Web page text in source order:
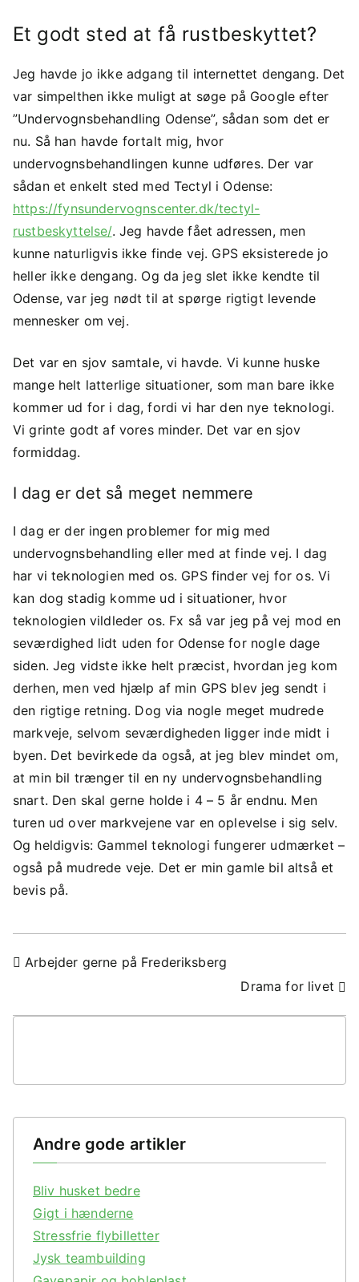
Et godt sted at få rustbeskyttet?
Jeg havde jo ikke adgang til internettet dengang. Det
var simpelthen ikke muligt at søge på Google efter
”Undervognsbehandling Odense”, sådan som det er
nu. Så han havde fortalt mig, hvor
undervognsbehandlingen kunne udføres. Der var
sådan et enkelt sted med Tectyl i Odense:
https://fynsundervognscenter.dk/tectyl-
rustbeskyttelse/. Jeg havde fået adressen, men
kunne naturligvis ikke finde vej. GPS eksisterede jo
heller ikke dengang. Og da jeg slet ikke kendte til
Odense, var jeg nødt til at spørge rigtigt levende
mennesker om vej.
Det var en sjov samtale, vi havde. Vi kunne huske
mange helt latterlige situationer, som man bare ikke
kommer ud for i dag, fordi vi har den nye teknologi.
Vi grinte godt af vores minder. Det var en sjov
formiddag.
I dag er det så meget nemmere
I dag er der ingen problemer for mig med
undervognsbehandling eller med at finde vej. I dag
har vi teknologien med os. GPS finder vej for os. Vi
kan dog stadig komme ud i situationer, hvor
teknologien vildleder os. Fx så var jeg på vej mod en
seværdighed lidt uden for Odense for nogle dage
siden. Jeg vidste ikke helt præcist, hvordan jeg kom
derhen, men ved hjælp af min GPS blev jeg sendt i
den rigtige retning. Dog via nogle meget mudrede
markveje, selvom seværdigheden ligger inde midt i
byen. Det bevirkede da også, at jeg blev mindet om,
at min bil trænger til en ny undervognsbehandling
snart. Den skal gerne holde i 4 – 5 år endnu. Men
turen ud over markvejene var en oplevelse i sig selv.
Og heldigvis: Gammel teknologi fungerer udmærket –
også på mudrede veje. Det er min gamle bil altså et
bevis på.
Indlægsnavigation
Arbejder gerne på Frederiksberg
Drama for livet
Andre gode artikler
Bliv husket bedre
Gigt i hænderne
Stressfrie flybilletter
Jysk teambuilding